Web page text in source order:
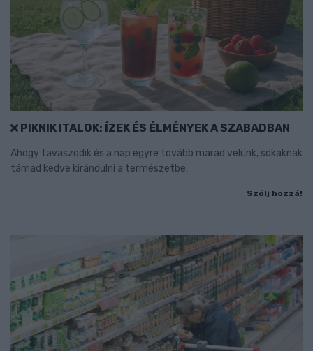
PIKNIK ITALOK: ÍZEK ÉS ÉLMÉNYEK A SZABADBAN
Ahogy tavaszodik és a nap egyre tovább marad velünk, sokaknak
támad kedve kirándulni a természetbe.
Szólj hozzá!